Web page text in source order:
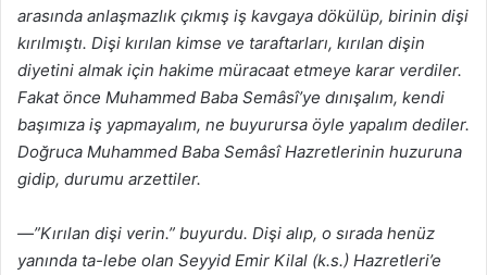
arasında anlaşmazlık çıkmış iş kavgaya dökülüp, birinin dişi
kırılmıştı. Dişi kırılan kimse ve taraftarları, kırılan dişin
diyetini almak için hakime müracaat etmeye karar verdiler.
Fakat önce Muhammed Baba Semâsî’ye dınışalım, kendi
başımıza iş yapmayalım, ne buyurursa öyle yapalım dediler.
Doğruca Muhammed Baba Semâsî Hazretlerinin huzuruna
gidip, durumu arzettiler.
—”Kırılan dişi verin.” buyurdu. Dişi alıp, o sırada henüz
yanında ta-lebe olan Seyyid Emir Kilal (k.s.) Hazretleri’e